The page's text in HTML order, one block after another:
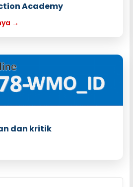
Academy
→
dan kritik